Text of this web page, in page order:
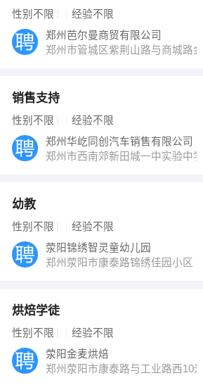
荣女士 发布 [烘焙学徒 ]
荣女士 发布 [人事专员 ]
【郑州东方商贸科技有限
性别不限 经验不限
郑州芭尔曼商贸有限公司
郑州市管城区紫荆山路与商城路
销售支持
性别不限 经验不限
郑州华屹同创汽车销售有限公司
郑州市西南郊新田城一中实验中
幼教
性别不限 经验不限
荥阳锦绣智灵童幼儿园
郑州荥阳市康泰路锦绣佳园小区
烘焙学徒
性别不限 经验不限
荥阳金麦烘焙
郑州荥阳市康泰路与工业路西10